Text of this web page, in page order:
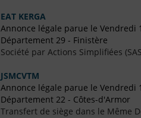
EAT KERGA
Annonce légale parue le Vendredi
Département 29 - Finistère
Société par Actions Simplifiées
JSMCVTM
Annonce légale parue le Vendredi
Département 22 - Côtes-d'Armor
Transfert de siège dans le Même